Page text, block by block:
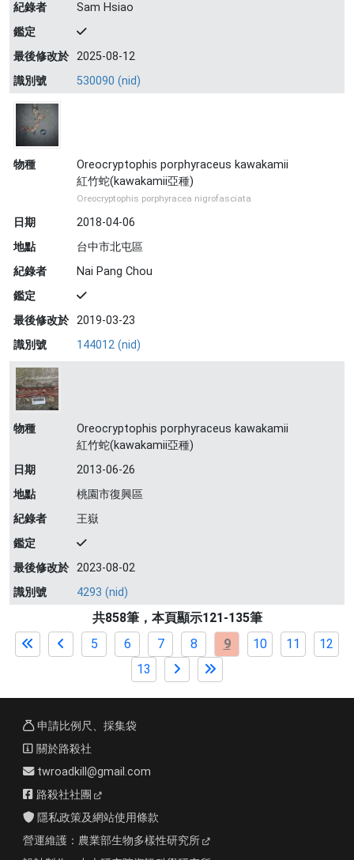
紀錄者
Sam Hsiao
鑑定
最後修改於 2025-08-12
識別號
530090 (nid)
物種
Oreocryptophis porphyraceus kawakamii
紅竹蛇(kawakamii亞種)
Oreocryptophis porphyracea nigrofasciata
日期
2018-04-06
地點
台中市北屯區
紀錄者
Nai Pang Chou
鑑定
最後修改於 2019-03-23
識別號
144012 (nid)
物種
Oreocryptophis porphyraceus kawakamii
紅竹蛇(kawakamii亞種)
日期
2013-06-26
地點
桃園市復興區
紀錄者
王嶽
鑑定
最後修改於 2023-08-02
識別號
4293 (nid)
共858筆，本頁顯示121-135筆
5
6 7 8 9 10 11
12
13
申請比例尺、採集袋
關於路殺社
twroadkill@gmail.com
路殺社社團
隱私政策及網站使用條款
營運維護： 農業部生物多樣性研究所